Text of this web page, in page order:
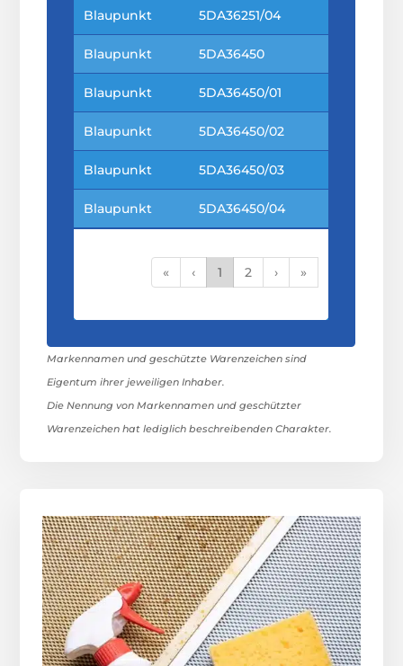
Blaupunkt 5DA36251/04
Blaupunkt 5DA36450
Blaupunkt 5DA36450/01
Blaupunkt 5DA36450/02
Blaupunkt 5DA36450/03
Blaupunkt 5DA36450/04
« ‹ 1 2 › »
Markennamen und geschützte Warenzeichen sind
Eigentum ihrer jeweiligen Inhaber.
Die Nennung von Markennamen und geschützter
Warenzeichen hat lediglich beschreibenden Charakter.